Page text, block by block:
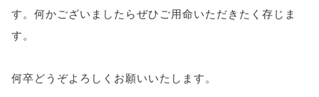
す。何かございましたらぜひご用命いただきたく存じま
す。
何卒どうぞよろしくお願いいたします。